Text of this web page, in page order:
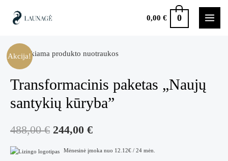
0,00 € 0
Akcija!
Transformacinis paketas „Naujų
santykių kūryba”
488,00€ Original
price
244,00 €Current
price
Mėnesinė įmoka nuo 12.12€ / 24 mėn.